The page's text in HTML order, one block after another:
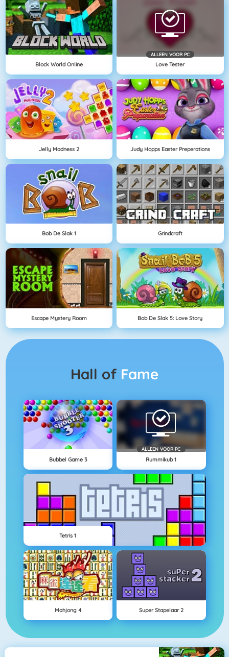
Block World Online
ALLEEN VOOR PC
Love Tester
Jelly Madness 2 Judy Hopps Easter Preperations
Bob De Slak 1 Grindcraft
Escape Mystery Room Bob De Slak 5: Love Story
Hall of Fame
Bubbel Game 3
ALLEEN VOOR PC
Rummikub 1
Tetris 1
Mahjong 4 Super Stapelaar 2